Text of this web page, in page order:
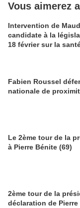
Vous aimerez
Intervention de
candidate à la
18 février sur la
Fabien Roussel
nationale de
Le 2ème tour de la
à Pierre Bénite (69)
2ème tour de la
déclaration de